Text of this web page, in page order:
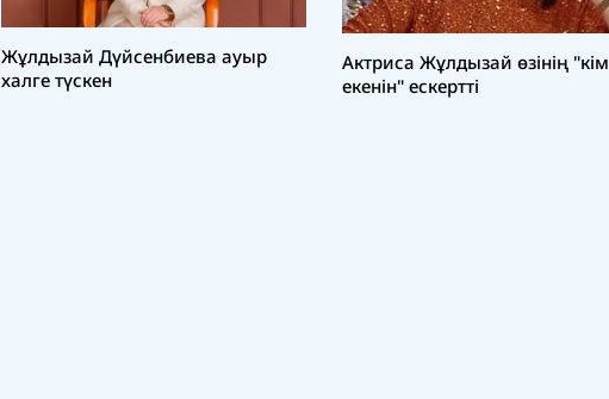
Жұлдызай Дүйсенбиева ауыр
халге түскен
Актриса Жұлдызай өзінің "кім
екенін" ескертті